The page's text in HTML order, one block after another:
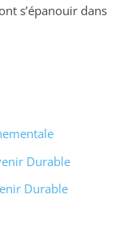
s’épanouir dans
Durable
Durable